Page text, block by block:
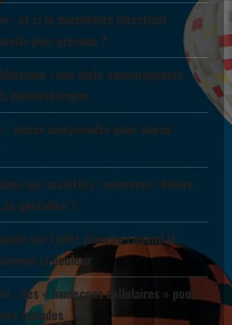
: et si le microbiote intestinal
plus précoce ?
: une piste encourageante
chimiothérapie
: mieux comprendre pour mieux
nos assiettes : comment réduire
au quotidien ?
sur l’effet placebo : quand le
la douleur
: des « hameçons cellulaires » pour
malades